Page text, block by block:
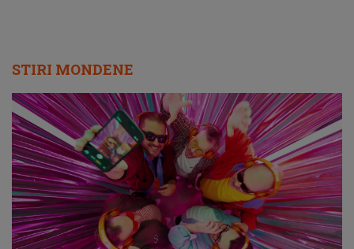
STIRI MONDENE